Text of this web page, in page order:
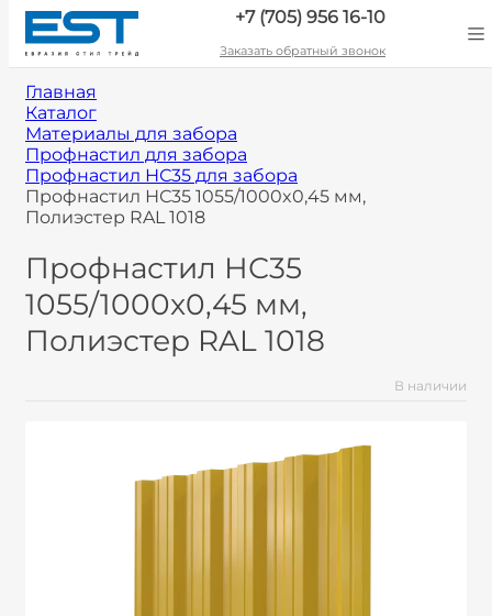
+7 (705) 956 16-10
Заказать обратный звонок
Главная
Каталог
Материалы для забора
Профнастил для забора
Профнастил НС35 для забора
Профнастил НС35 1055/1000x0,45 мм,
Полиэстер RAL 1018
Профнастил НС35
1055/1000x0,45 мм,
Полиэстер RAL 1018
В наличии